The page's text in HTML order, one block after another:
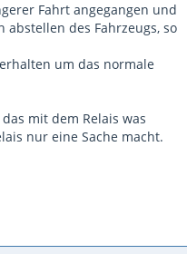
Fahrt angegangen und
des Fahrzeugs, so
um das normale
mit dem Relais was
nur eine Sache macht.